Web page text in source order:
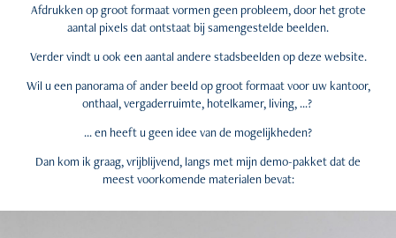
Afdrukken op groot formaat vormen geen probleem, door het grote
aantal pixels dat ontstaat bij samengestelde beelden.
Verder vindt u ook een aantal andere stadsbeelden op deze website.
Wil u een panorama of ander beeld op groot formaat voor uw kantoor,
onthaal, vergaderruimte, hotelkamer, living, ...?
... en heeft u geen idee van de mogelijkheden?
Dan kom ik graag, vrijblijvend, langs met mijn demo-pakket dat de
meest voorkomende materialen bevat: